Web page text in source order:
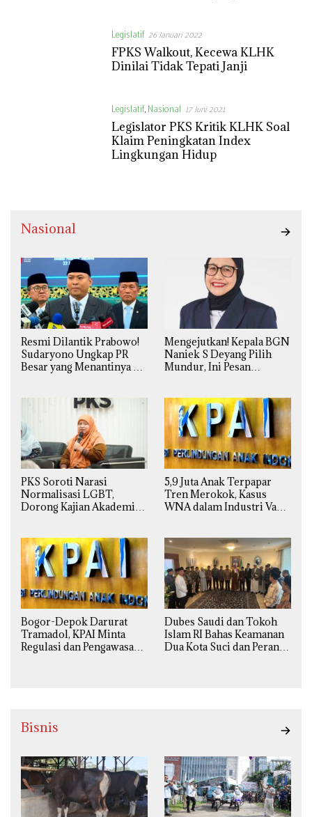
Legislatif 26 Januari 2022
FPKS Walkout, Kecewa KLHK
Dinilai Tidak Tepati Janji
Legislatif,Nasional 17 Juni 2021
Legislator PKS Kritik KLHK Soal
Klaim Peningkatan Index
Lingkungan Hidup
Nasional
Resmi Dilantik Prabowo!
Sudaryono Ungkap PR
Besar yang Menantinya di
Mengejutkan! Kepala BGN
Naniek S Deyang Pilih
Mundur, Ini Pesan
PKS Soroti Narasi
Normalisasi LGBT,
Dorong Kajian Akademik
Agama
5,9 Juta Anak Terpapar
Tren Merokok, Kasus
WNA dalam Industri Vape
Bogor-Depok Darurat
Tramadol, KPAI Minta
Regulasi dan Pengawasan
Dubes Saudi dan Tokoh
Islam RI Bahas Keamanan
Dua Kota Suci dan Peran
Bisnis